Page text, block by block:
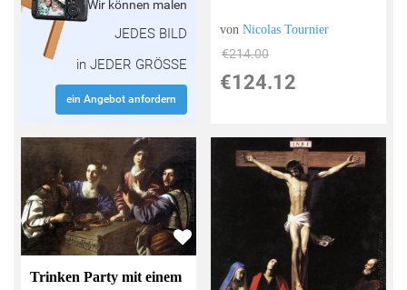
Wir können malen
JEDES BILD
in JEDER GRÖSSE
ein Angebot anfordern
vonNicolas Tournier
€214.00
€124.12
Trinken Party mit einem